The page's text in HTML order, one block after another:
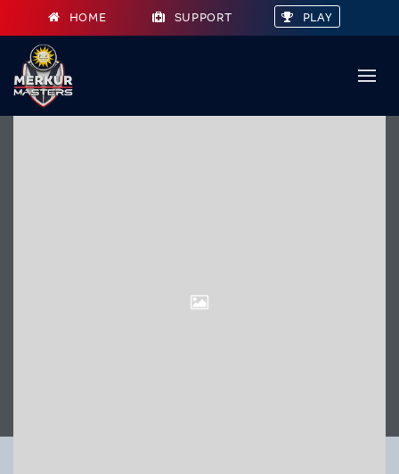
HOME SUPPORT PLAY